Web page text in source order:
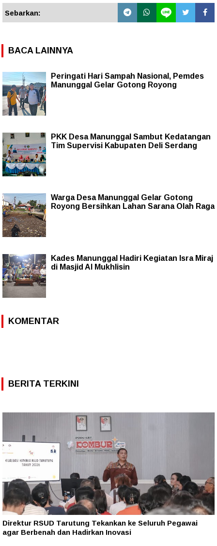
Sebarkan:
BACA LAINNYA
Peringati Hari Sampah Nasional, Pemdes
Manunggal Gelar Gotong Royong
PKK Desa Manunggal Sambut Kedatangan
Tim Supervisi Kabupaten Deli Serdang
Warga Desa Manunggal Gelar Gotong
Royong Bersihkan Lahan Sarana Olah Raga
Kades Manunggal Hadiri Kegiatan Isra Miraj
di Masjid Al Mukhlisin
KOMENTAR
BERITA TERKINI
Direktur RSUD Tarutung Tekankan ke Seluruh Pegawai
agar Berbenah dan Hadirkan Inovasi